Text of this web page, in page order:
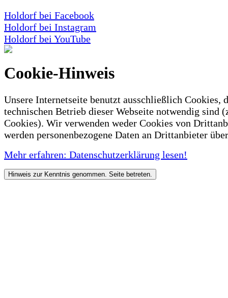
Holdorf bei Facebook
Holdorf bei Instagram
Holdorf bei YouTube
Cookie-Hinweis
Unsere Internetseite benutzt ausschließlich Cookies,
technischen Betrieb dieser Webseite notwendig sind
Cookies). Wir verwenden weder Cookies von
werden personenbezogene Daten an Drittanbieter
Mehr erfahren: Datenschutzerklärung lesen!
Hinweis zur Kenntnis genommen. Seite betreten.